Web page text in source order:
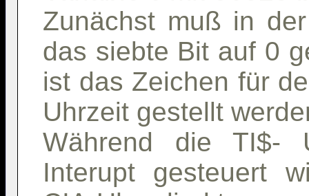
Zunächst muß in
das siebte Bit auf 0
ist das Zeichen für
Uhrzeit gestellt
Während die TI$-
Interupt gesteuert